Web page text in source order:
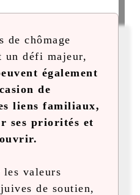
de chômage
un défi majeur,
également
de
liens familiaux,
ses priorités et
valeurs
de soutien,